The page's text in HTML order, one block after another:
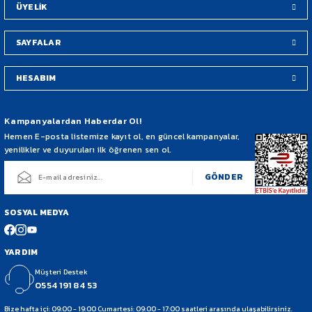
ÜYELİK
SAYFALAR
HESABIM
Kampanyalardan Haberdar Ol!
Hemen E-posta listemize kayıt ol, en güncel kampanyalar,
yenilikler ve duyuruları ilk öğrenen sen ol.
GÖNDER
SOSYAL MEDYA
YARDIM
Müşteri Destek
0554 191 84 53
Bize hafta içi: 09:00 - 19:00 Cumartesi: 09:00 - 17:00 saatleri arasında ulaşabilirsiniz.